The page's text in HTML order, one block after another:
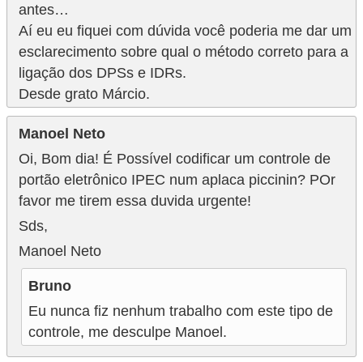
antes…
Aí eu eu fiquei com dúvida você poderia me dar um
esclarecimento sobre qual o método correto para a
ligação dos DPSs e IDRs.
Desde grato Márcio.
Manoel Neto
Oi, Bom dia! É Possível codificar um controle de
portão eletrônico IPEC num aplaca piccinin? POr
favor me tirem essa duvida urgente!
Sds,
Manoel Neto
Bruno
Eu nunca fiz nenhum trabalho com este tipo de
controle, me desculpe Manoel.